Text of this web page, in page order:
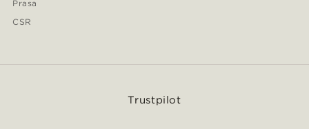
Prasa
CSR
Trustpilot